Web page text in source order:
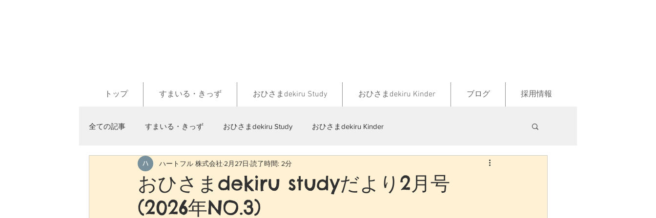
トップ すまいる・きっず おひさまdekiru Study おひさまdekiru Kinder ブログ 採用情報
全ての記事 すまいる・きっず おひさまdekiru Study おひさまdekiru Kinder
おひさまdekiru studyだより2月号
(2026年NO.3)
ハートフル 株式会社 2月27日 読了時間: 2分